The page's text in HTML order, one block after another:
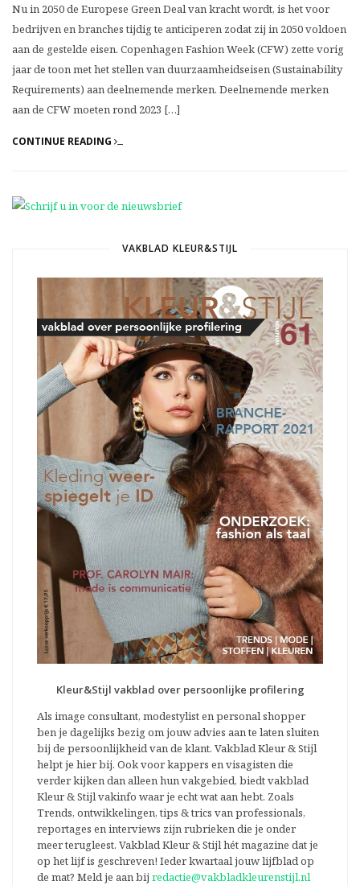
Nu in 2050 de Europese Green Deal van kracht wordt, is het voor
bedrijven en branches tijdig te anticiperen zodat zij in 2050 voldoen
aan de gestelde eisen. Copenhagen Fashion Week (CFW) zette vorig
jaar de toon met het stellen van duurzaamheidseisen (Sustainability
Requirements) aan deelnemende merken. Deelnemende merken
aan de CFW moeten rond 2023 […]
CONTINUE READING
VAKBLAD KLEUR&STIJL
Kleur&Stijl vakblad over persoonlijke profilering
Als image consultant, modestylist en personal shopper
ben je dagelijks bezig om jouw advies aan te laten sluiten
bij de persoonlijkheid van de klant. Vakblad Kleur & Stijl
helpt je hier bij. Ook voor kappers en visagisten die
verder kijken dan alleen hun vakgebied, biedt vakblad
Kleur & Stijl vakinfo waar je echt wat aan hebt. Zoals
Trends, ontwikkelingen, tips & trics van professionals,
reportages en interviews zijn rubrieken die je onder
meer terugleest. Vakblad Kleur & Stijl hét magazine dat je
op het lijf is geschreven! Ieder kwartaal jouw lijfblad op
de mat? Meld je aan bij redactie@vakbladkleurenstijl.nl